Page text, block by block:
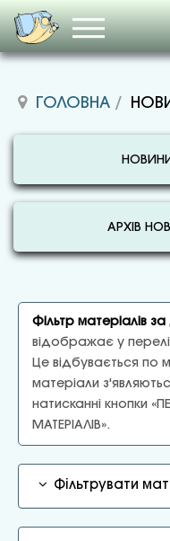
ГОЛОВНА
АРХІВ
Фільтр матеріалів
відображає у
Це відбувається по
матеріали
натисканні кнопки
МАТЕРІАЛІВ».
Фільтрувати